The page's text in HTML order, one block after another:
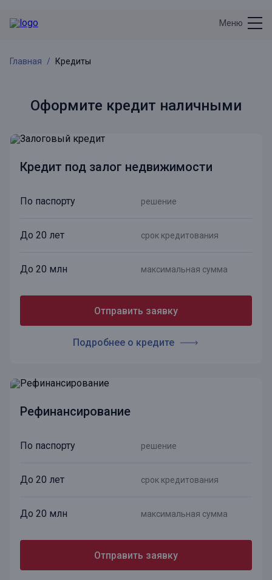
Меню
Главная Кредиты
Оформите кредит наличными
Кредит под залог недвижимости
По паспорту решение
До 20 лет срок кредитования
До 20 млн максимальная сумма
Отправить заявку
Подробнее о кредите
Рефинансирование
По паспорту решение
До 20 лет срок кредитования
До 20 млн максимальная сумма
Отправить заявку